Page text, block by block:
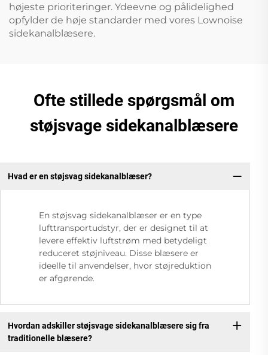
højeste prioriteringer. Ydeevne og pålidelighed
opfylder de høje standarder med vores Lownoise
sidekanalblæsere.
Ofte stillede spørgsmål om
støjsvage sidekanalblæsere
Hvad er en støjsvag sidekanalblæser?
En støjsvag sidekanalblæser er en type
lufttransportudstyr, der er designet til at
levere effektiv luftstrøm med betydeligt
reduceret støjniveau. Disse blæsere er
ideelle til anvendelser, hvor støjreduktion
er afgørende.
Hvordan adskiller støjsvage sidekanalblæsere sig fra
traditionelle blæsere?